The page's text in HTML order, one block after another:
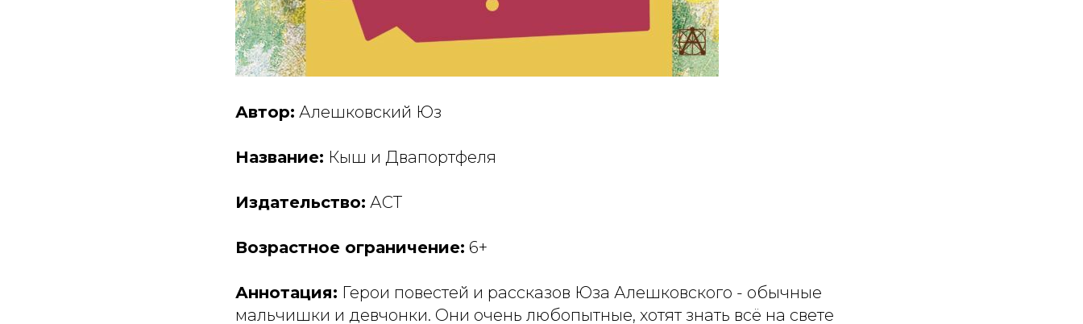
Автор: Алешковский Юз
Название: Кыш и Двапортфеля
Издательство: АСТ
Возрастное ограничение: 6+
Аннотация: Герои повестей и рассказов Юза Алешковского - обычные
мальчишки и девчонки. Они очень любопытные, хотят знать всё на свете